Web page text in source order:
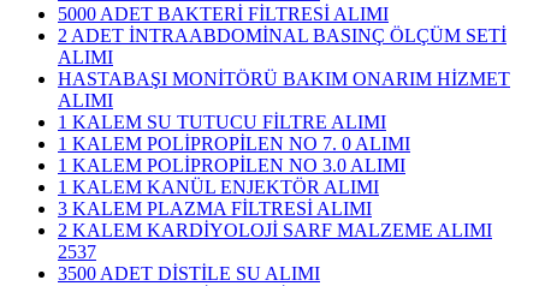
5000 ADET BAKTERİ FİLTRESİ ALIMI
2 ADET İNTRAABDOMİNAL BASINÇ ÖLÇÜM SETİ
ALIMI
HASTABAŞI MONİTÖRÜ BAKIM ONARIM HİZMET
ALIMI
1 KALEM SU TUTUCU FİLTRE ALIMI
1 KALEM POLİPROPİLEN NO 7. 0 ALIMI
1 KALEM POLİPROPİLEN NO 3.0 ALIMI
1 KALEM KANÜL ENJEKTÖR ALIMI
3 KALEM PLAZMA FİLTRESİ ALIMI
​2 KALEM KARDİYOLOJİ SARF MALZEME ALIMI
2537
3500 ADET DİSTİLE SU ALIMI